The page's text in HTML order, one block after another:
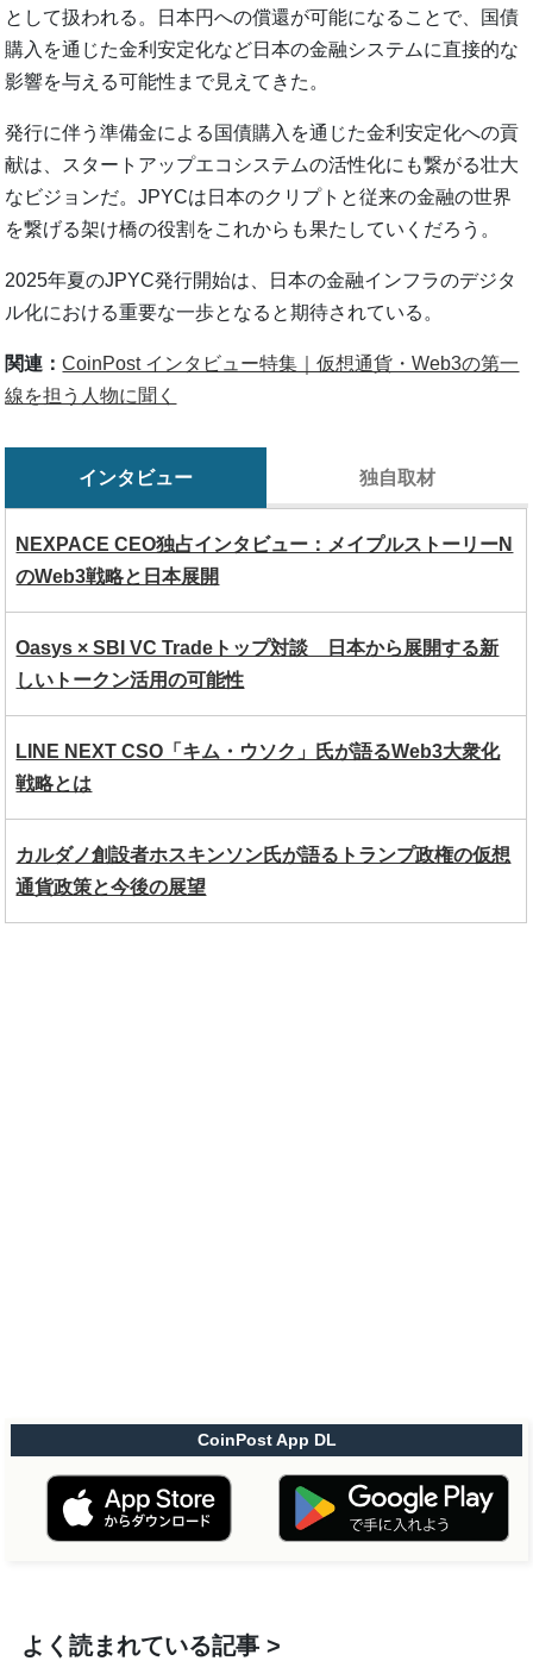
として扱われる。日本円への償還が可能になることで、国債
購入を通じた金利安定化など日本の金融システムに直接的な
影響を与える可能性まで見えてきた。
発行に伴う準備金による国債購入を通じた金利安定化への貢
献は、スタートアップエコシステムの活性化にも繋がる壮大
なビジョンだ。JPYCは日本のクリプトと従来の金融の世界
を繋げる架け橋の役割をこれからも果たしていくだろう。
2025年夏のJPYC発行開始は、日本の金融インフラのデジタ
ル化における重要な一歩となると期待されている。
関連：CoinPost インタビュー特集｜仮想通貨・Web3の第一
線を担う人物に聞く
インタビュー 独自取材
NEXPACE CEO独占インタビュー：メイプルストーリーN
のWeb3戦略と日本展開
Oasys × SBI VC Tradeトップ対談 日本から展開する新
しいトークン活用の可能性
LINE NEXT CSO「キム・ウソク」氏が語るWeb3大衆化
戦略とは
カルダノ創設者ホスキンソン氏が語るトランプ政権の仮想
通貨政策と今後の展望
CoinPost App DL
よく読まれている記事